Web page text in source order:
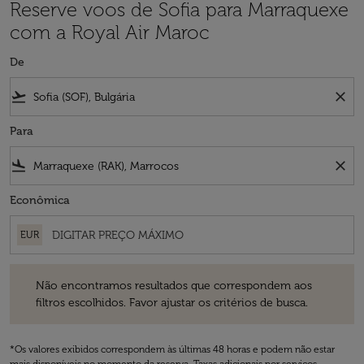
Reserve voos de Sofia para Marraquexe
com a Royal Air Maroc
De
flight_takeoff close
Para
flight_land close
Econômica
EUR
Não encontramos resultados que correspondem aos
filtros escolhidos. Favor ajustar os critérios de busca.
*Os valores exibidos correspondem às últimas 48 horas e podem não estar